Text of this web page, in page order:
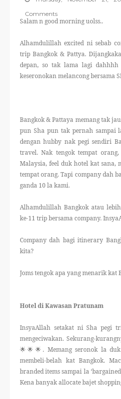
THERA SOCKS
Comments
Salam n good morning uolss..
Alhamdulillah excited ni sebab
trip Bangkok & Pattya.
depan, so tak lama lagi
keseronokan melancong bersama
Bangkok & Pattaya memang tak
pun Sha pun tak pernah sampai
dengan hubby nak pegi sendiri
travel. Nak tengok tempat
Malaysia, feel duk hotel kat sana,
tempat orang. Tapi company dah
ganda 10 la kami.
Alhamdulillah Bangkok atau
ke-11 trip bersama company.
Company dah bagi itinerary
kita?
Joms tengok apa yang menarik kat
Hotel di Kawasan Pratunam
InsyaAllah setakat ni Sha pegi
mengeciwakan. Sekurang-
🌟🌟🌟. Memang seronok la
membeli-belah kat Bangkok.
branded items sampai la
Kena banyak allocate bajet